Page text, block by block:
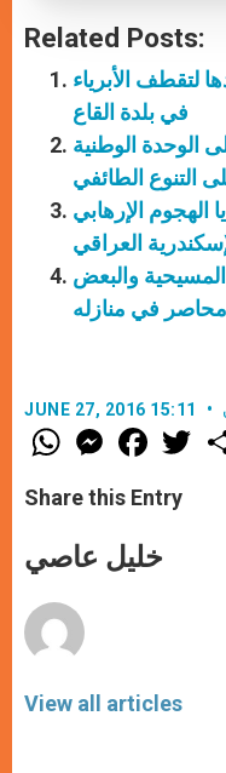
Related Posts:
لتقطف الأبرياء
في بلدة القاع
الوحدة الوطنية
التنوع الطائفي
الهجوم الإرهابي
العراقي
والبعض
محاصر في منازله
JUNE 27, 2016 15:11
W
h
t
s
p
p
M
e
s
e
g
e
F
a
e
b
o
k
T
w
Share this Entry
خليل عاصي
View all articles